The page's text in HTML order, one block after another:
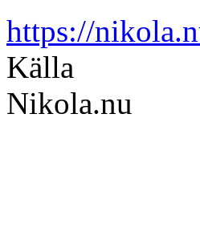
https://
Källa
Nikola.nu